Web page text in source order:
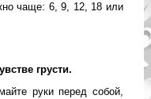
чаще: 6, 9, 12, 18 или
грусти.
руки перед собой,